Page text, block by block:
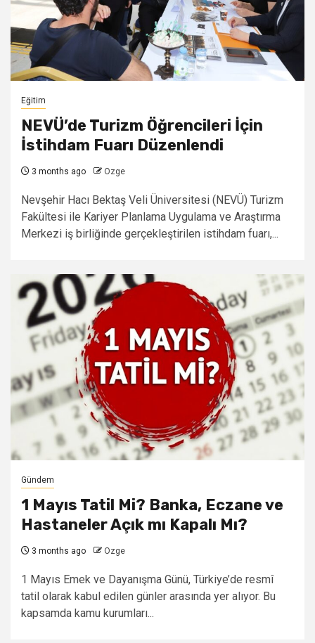
Eğitim
NEVÜ’de Turizm Öğrencileri İçin
İstihdam Fuarı Düzenlendi
3 months ago Ozge
Nevşehir Hacı Bektaş Veli Üniversitesi (NEVÜ) Turizm
Fakültesi ile Kariyer Planlama Uygulama ve Araştırma
Merkezi iş birliğinde gerçekleştirilen istihdam fuarı,...
Gündem
1 Mayıs Tatil Mi? Banka, Eczane ve
Hastaneler Açık mı Kapalı Mı?
3 months ago Ozge
1 Mayıs Emek ve Dayanışma Günü, Türkiye’de resmî
tatil olarak kabul edilen günler arasında yer alıyor. Bu
kapsamda kamu kurumları...